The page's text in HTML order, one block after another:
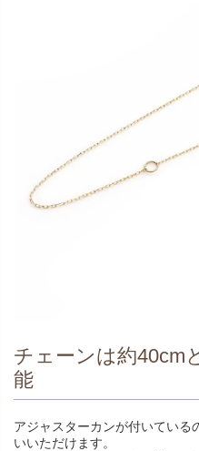
チェーンは約40cm
能
アジャスターカンが付いてい
いいただけます。